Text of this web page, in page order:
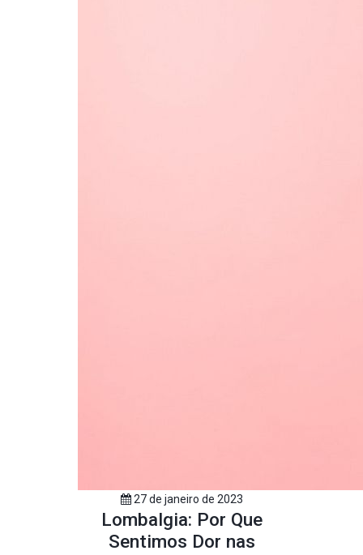
27 de janeiro de 2023
Lombalgia: Por Que
Sentimos Dor nas